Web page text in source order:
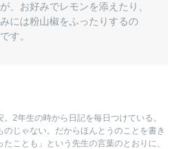
、お好みでレモンを添えたり、
には粉山椒をふったりするの
す。
2年生の時から日記を毎日つけている。
のじゃない。だからほんとうのことを書き
ことも」という先生の言葉のとおりに、